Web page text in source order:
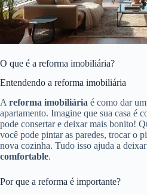
O que é a reforma imobiliária?
Entendendo a reforma imobiliária
A reforma imobiliária é como dar
apartamento. Imagine que sua casa é
pode consertar e deixar mais bonito!
você pode pintar as paredes, trocar o
nova cozinha. Tudo isso ajuda a
comfortable.
Por que a reforma é importante?